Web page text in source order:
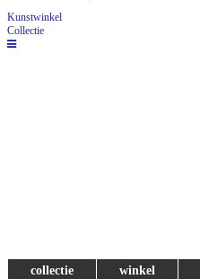
Kunstwinkel
Collectie
collectie winkel